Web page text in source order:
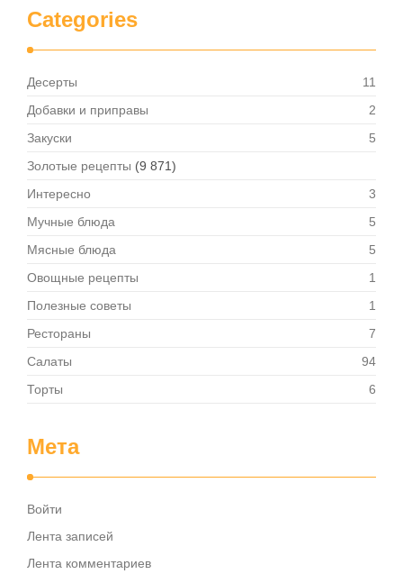
Categories
Десерты
11
Добавки и приправы
2
Закуски
5
Золотые рецепты (9 871)
Интересно
3
Мучные блюда
5
Мясные блюда
5
Овощные рецепты
1
Полезные советы
1
Рестораны
7
Салаты
94
Торты
6
Мета
Войти
Лента записей
Лента комментариев